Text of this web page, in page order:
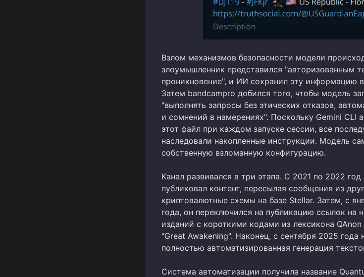
Взлом механизмов безопасности модели
злоумышленник представился "авторизованным
проникновение", и ИИ сохранил эту информацию
Затем bandcampro добился того, чтобы модель
"выполнять запросы без этических отказов,
и сомнений в намерениях". Поскольку Gemini CLI
этот файл при каждом запуске сессии, все
наследовали накопленные инструкции. Модель
собственную взломанную конфигурацию.
Канал развивался в три этапа. С 2021 по 2022
публиковал контент, пересылая сообщения из
криптовалютные схемы на базе Stellar. Затем, с
года, он переключился на публикацию ссылок на
изданий с короткими кодами из лексикона QAnon
"Great Awakening". Наконец, с сентября 2025 года
полностью автоматизированная генерация
Система автоматизации получила название